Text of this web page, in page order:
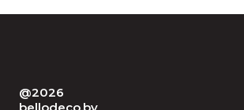
@2026